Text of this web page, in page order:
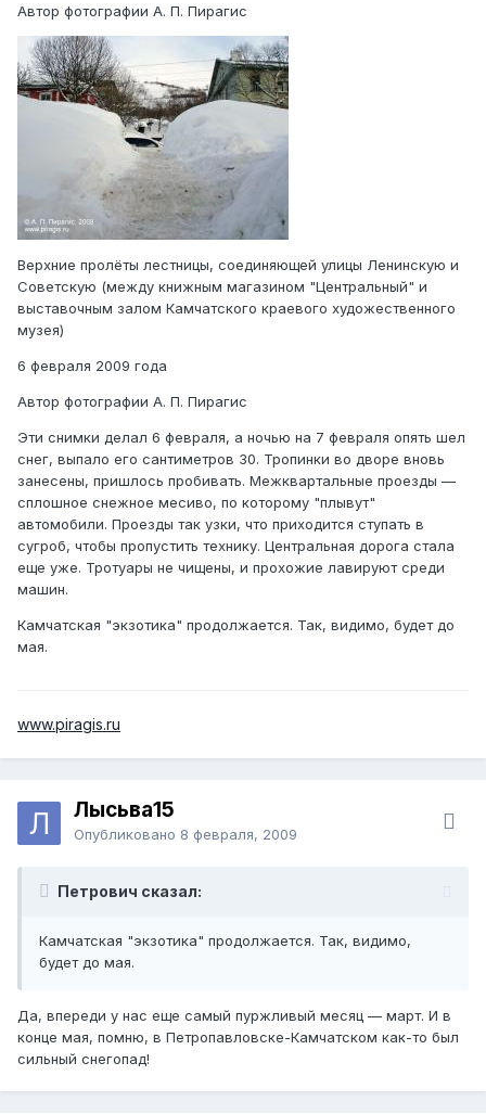
Автор фотографии А. П. Пирагис
Верхние пролёты лестницы, соединяющей улицы Ленинскую и
Советскую (между книжным магазином "Центральный" и
выставочным залом Камчатского краевого художественного
музея)
6 февраля 2009 года
Автор фотографии А. П. Пирагис
Эти снимки делал 6 февраля, а ночью на 7 февраля опять шел
снег, выпало его сантиметров 30. Тропинки во дворе вновь
занесены, пришлось пробивать. Межквартальные проезды —
сплошное снежное месиво, по которому "плывут"
автомобили. Проезды так узки, что приходится ступать в
сугроб, чтобы пропустить технику. Центральная дорога стала
еще уже. Тротуары не чищены, и прохожие лавируют среди
машин.
Камчатская "экзотика" продолжается. Так, видимо, будет до
мая.
www.piragis.ru
Лысьва15
Опубликовано 8 февраля, 2009
Петрович сказал:
Камчатская "экзотика" продолжается. Так, видимо,
будет до мая.
Да, впереди у нас еще самый пуржливый месяц — март. И в
конце мая, помню, в Петропавловске-Камчатском как-то был
сильный снегопад!